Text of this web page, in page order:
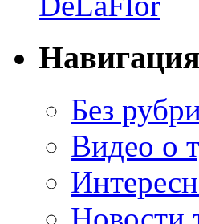
Навигация
Без
Видео о